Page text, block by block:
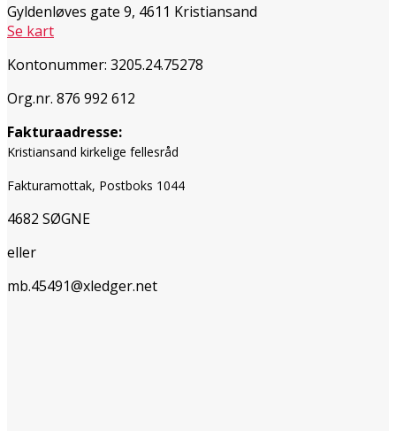
Gyldenløves gate 9, 4611 Kristiansand
Se kart
Kontonummer: 3205.24.75278
Org.nr. 876 992 612
Fakturaadresse:
Kristiansand kirkelige fellesråd
Fakturamottak, Postboks 1044
4682 SØGNE
eller
mb.45491@xledger.net